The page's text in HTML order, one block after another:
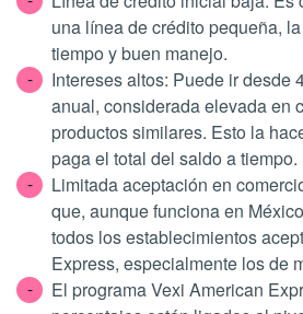
una línea de crédito pequeña,
tiempo y buen manejo.
Intereses altos: Puede ir desde
anual, considerada elevada en
productos similares. Esto la
paga el total del saldo a tiempo.
Limitada aceptación en
que, aunque funciona en
todos los establecimientos
Express, especialmente los de
El programa Vexi American